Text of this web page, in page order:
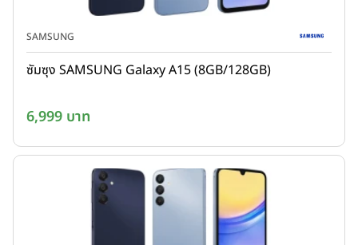
SAMSUNG
ซัมซุง SAMSUNG Galaxy A15 (8GB/128GB)
6,999 บาท